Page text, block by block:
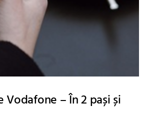
Vodafone – În 2 pași și